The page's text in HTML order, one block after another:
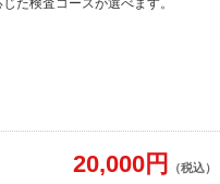
た検査コースが選べます。
20,000円 （税込）